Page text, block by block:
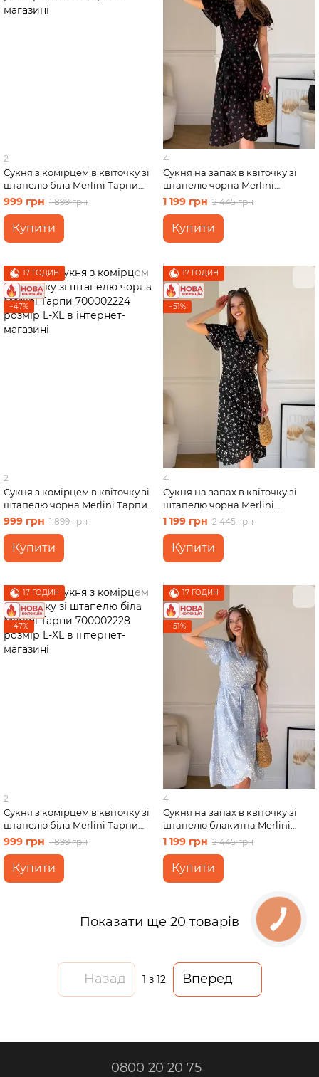
2
Сукня з комірцем в квіточку зі
штапелю біла Merlini Тарпи
700002225 розмір L-XL
999 грн 1 899 грн
Купити
4
Сукня на запах в квіточку зі
штапелю чорна Merlini
Віченца 700002201 розмір 2XL-
1 199 грн 2 445 грн
Купити
17 ГОДИН
−47%
2
Сукня з комірцем в квіточку зі
штапелю чорна Merlini Тарпи
700002224 розмір L-XL
999 грн 1 899 грн
Купити
17 ГОДИН
−51%
4
Сукня на запах в квіточку зі
штапелю чорна Merlini
Віченца 700002206 розмір S-M
1 199 грн 2 445 грн
Купити
17 ГОДИН
−47%
2
Сукня з комірцем в квіточку зі
штапелю біла Merlini Тарпи
700002228 розмір L-XL
999 грн 1 899 грн
Купити
17 ГОДИН
−51%
4
Сукня на запах в квіточку зі
штапелю блакитна Merlini
Віченца 700002202 розмір S-M
1 199 грн 2 445 грн
Купити
Показати ще 20 товарів
Назад 1 з 12 Вперед
0800 20 20 75